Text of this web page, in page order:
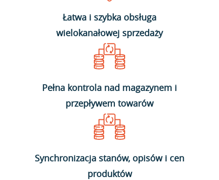
Łatwa i szybka obsługa
wielokanałowej sprzedaży
Pełna kontrola nad magazynem i
przepływem towarów
Synchronizacja stanów, opisów i cen
produktów